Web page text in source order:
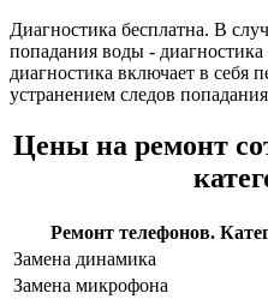
Диагностика бесплатна. В
попадания воды - диагностика
диагностика включает в себя
устранением следов
Цены на ремонт
Ремонт телефонов.
Замена динамика
Замена микрофона